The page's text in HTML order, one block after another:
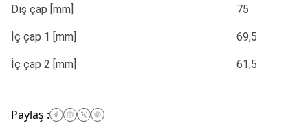
Dış çap [mm] 75
İç çap 1 [mm] 69,5
İç çap 2 [mm] 61,5
Paylaş :